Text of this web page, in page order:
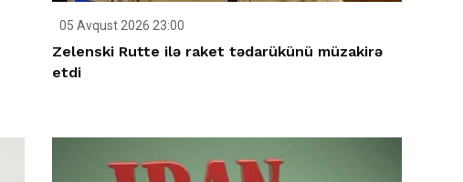
05 Avqust 2026 23:00
Zelenski Rutte ilə raket tədarükünü müzakirə
etdi